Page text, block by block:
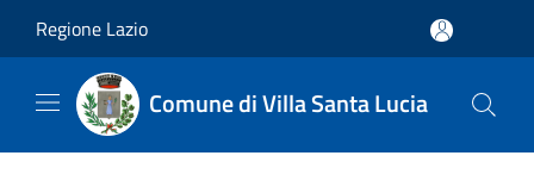
Regione Lazio
Comune di Villa Santa Lucia